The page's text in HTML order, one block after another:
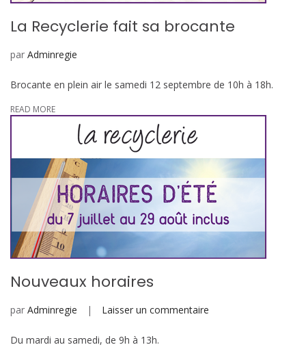
La Recyclerie fait sa brocante
par Adminregie
Brocante en plein air le samedi 12 septembre de 10h à 18h.
READ MORE
Nouveaux horaires
par Adminregie Laisser un commentaire
Du mardi au samedi, de 9h à 13h.